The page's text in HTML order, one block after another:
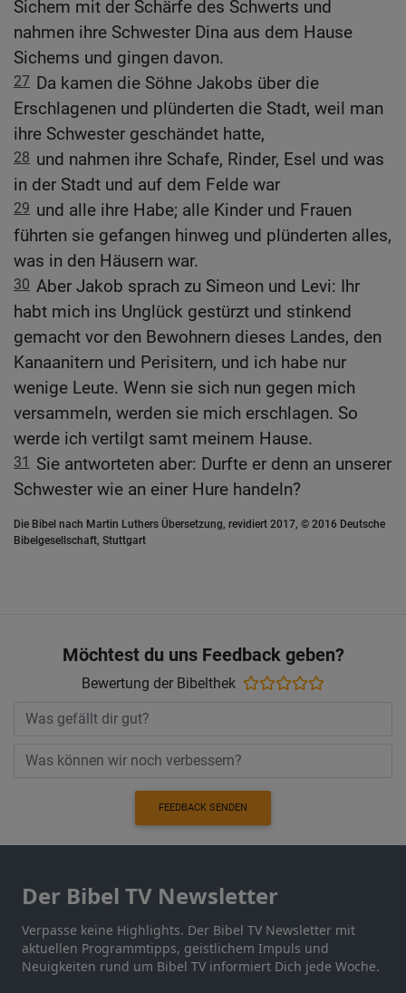
Sichem mit der Schärfe des Schwerts und
nahmen ihre Schwester Dina aus dem Hause
Sichems und gingen davon.
27 Da kamen die Söhne Jakobs über die
Erschlagenen und plünderten die Stadt, weil man
ihre Schwester geschändet hatte,
28 und nahmen ihre Schafe, Rinder, Esel und was
in der Stadt und auf dem Felde war
29 und alle ihre Habe; alle Kinder und Frauen
führten sie gefangen hinweg und plünderten alles,
was in den Häusern war.
30 Aber Jakob sprach zu Simeon und Levi: Ihr
habt mich ins Unglück gestürzt und stinkend
gemacht vor den Bewohnern dieses Landes, den
Kanaanitern und Perisitern, und ich habe nur
wenige Leute. Wenn sie sich nun gegen mich
versammeln, werden sie mich erschlagen. So
werde ich vertilgt samt meinem Hause.
31
Sie antworteten aber: Durfte er denn an unserer
Schwester wie an einer Hure handeln?
Die Bibel nach Martin Luthers Übersetzung, revidiert 2017, © 2016 Deutsche
Bibelgesellschaft, Stuttgart
Möchtest du uns Feedback geben?
Bewertung der Bibelthek
FEEDBACK SENDEN
Der Bibel TV Newsletter
Verpasse keine Highlights. Der Bibel TV Newsletter mit
aktuellen Programmtipps, geistlichem Impuls und
Neuigkeiten rund um Bibel TV informiert Dich jede Woche.